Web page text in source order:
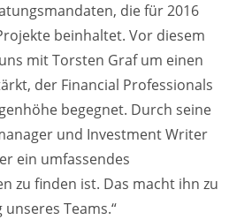
die für 2016
beinhaltet. Vor diesem
mit Torsten Graf um einen
der Financial Professionals
begegnet. Durch seine
und Investment Writer
ein umfassendes
zu finden ist. Das macht ihn zu
Teams.“